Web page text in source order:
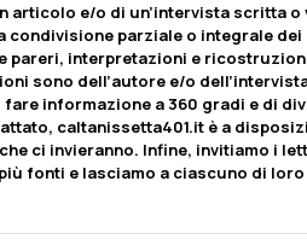
articolo e/o di un’intervista scritta
condivisione parziale o integrale
pareri, interpretazioni e
sono dell’autore e/o
fare informazione a 360 gradi e di
caltanissetta401.it è a
ci invieranno. Infine, invitiamo i
fonti e lasciamo a ciascuno di